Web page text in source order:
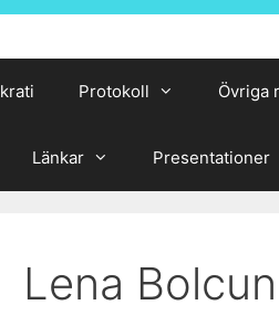
Protokoll Övriga
Länkar Presentationer
Lena Bolcun